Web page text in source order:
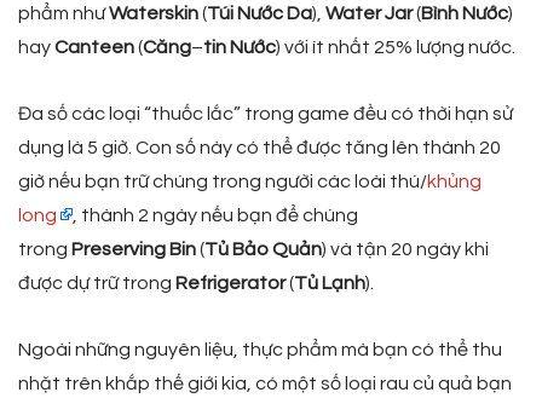
phẩm nhưWaterskin(TúiNướcDa), WaterJar(BìnhNước)
hayCanteen(Căng–tinNước) với ít nhất 25% lượng nước.
Đa số các loại “thuốc lắc” trong game đều có thời hạn sử
dụng là 5 giờ. Con số này có thể được tăng lên thành 20
giờ nếu bạn trữ chúng trong người các loài thú/khủng
long
, thành 2 ngày nếu bạn để chúng
trong Preserving Bin(Tủ BảoQuản) và tận 20 ngày khi
được dự trữ trong Refrigerator(Tủ Lạnh).
Ngoài những nguyên liệu, thực phẩm mà bạn có thể thu
nhặt trên khắp thế giới kia, có một số loại rau củ quả bạn